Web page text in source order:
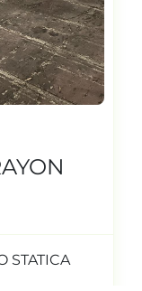
STATICA